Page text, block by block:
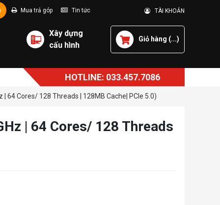
Mua trả góp Tin tức TÀI KHOẢN
Xây dựng
cấu hình
Giỏ hàng (...)
HOTLINE: 033.457.7086
| 64 Cores/ 128 Threads | 128MB Cache| PCIe 5.0)
| 64 Cores/ 128 Threads